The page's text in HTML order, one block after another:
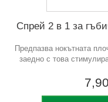
Спрей 2 в 1 за
Предпазва нокътната
заедно с това